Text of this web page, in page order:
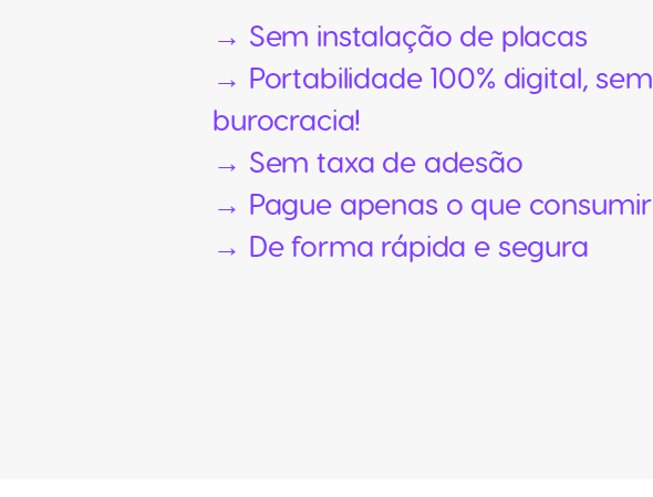
→ Sem instalação de placas
→ Portabilidade 100% digital, sem
burocracia!
→ Sem taxa de adesão
→ Pague apenas o que consumir
→ De forma rápida e segura